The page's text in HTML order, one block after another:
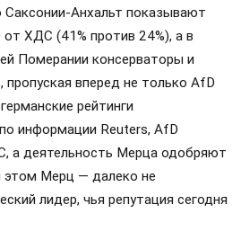
Анхальт показывают
ХДС (41% против 24%), а в
Померании консерваторы и
пропуская вперед не только AfD
рейтинги
информации Reuters, AfD
а деятельность Мерца одобряют
этом Мерц — далеко не
лидер, чья репутация сегодня